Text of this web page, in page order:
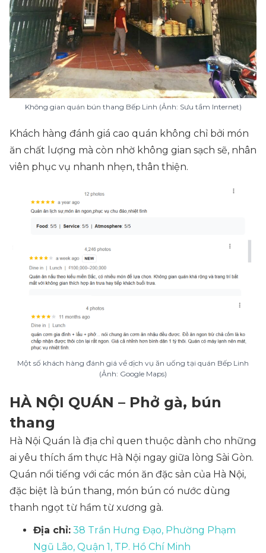
Không gian quán bún thang Bếp Linh (Ảnh: Sưu tầm Internet)
Khách hàng đánh giá cao quán không chỉ bởi món
ăn chất lượng mà còn nhờ không gian sạch sẽ, nhân
viên phục vụ nhanh nhẹn, thân thiện.
Một số khách hàng đánh giá về dịch vụ ăn uống tại quán Bếp Linh
(Ảnh: Google Maps)
HÀ NỘI QUÁN – Phở gà, bún
thang
Hà Nội Quán là địa chỉ quen thuộc dành cho những
ai yêu thích ẩm thực Hà Nội ngay giữa lòng Sài Gòn.
Quán nổi tiếng với các món ăn đặc sản của Hà Nội,
đặc biệt là bún thang, món bún có nước dùng
thanh ngọt từ hầm từ xương gà.
Địa chỉ: 38 Trần Hưng Đạo, Phường Phạm
Ngũ Lão, Quận 1, TP. Hồ Chí Minh